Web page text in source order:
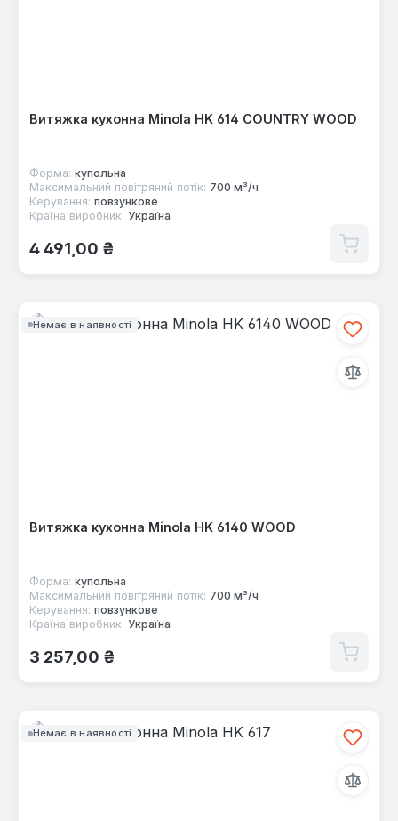
Витяжка кухонна Minola HK 614 COUNTRY WOOD
Форма: купольна
Максимальний повітряний потік: 700 м³/ч
Керування: повзункове
Країна виробник: Україна
Звичайна ціна:
4 491,00 ₴
Немає в наявності
Витяжка кухонна Minola HK 6140 WOOD
Форма: купольна
Максимальний повітряний потік: 700 м³/ч
Керування: повзункове
Країна виробник: Україна
Звичайна ціна:
3 257,00 ₴
Немає в наявності